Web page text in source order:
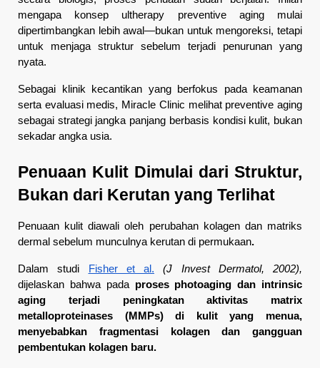
mengapa konsep ultherapy preventive aging mulai
dipertimbangkan lebih awal—bukan untuk mengoreksi, tetapi
untuk menjaga struktur sebelum terjadi penurunan yang
nyata.
Sebagai klinik kecantikan yang berfokus pada keamanan
serta evaluasi medis, Miracle Clinic melihat preventive aging
sebagai strategi jangka panjang berbasis kondisi kulit, bukan
sekadar angka usia.
Penuaan Kulit Dimulai dari Struktur,
Bukan dari Kerutan yang Terlihat
Penuaan kulit diawali oleh perubahan kolagen dan matriks
dermal sebelum munculnya kerutan di permukaan.
Dalam studi Fisher et al.
(J Invest Dermatol, 2002),
dijelaskan bahwa pada proses photoaging dan intrinsic
aging terjadi peningkatan aktivitas matrix
metalloproteinases (MMPs) di kulit yang menua,
menyebabkan fragmentasi kolagen dan gangguan
pembentukan kolagen baru.